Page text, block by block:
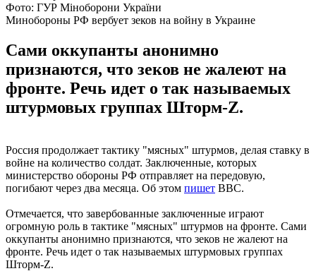
Фото: ГУР Міноборони України
Минобороны РФ вербует зеков на войну в Украине
Сами оккупанты анонимно
признаются, что зеков не жалеют на
фронте. Речь идет о так называемых
штурмовых группах Шторм-Z.
Россия продолжает тактику "мясных" штурмов, делая ставку в
войне на количество солдат. Заключенные, которых
министерство обороны РФ отправляет на передовую,
погибают через два месяца. Об этом пишет BBC.
Отмечается, что завербованные заключенные играют
огромную роль в тактике "мясных" штурмов на фронте. Сами
оккупанты анонимно признаются, что зеков не жалеют на
фронте. Речь идет о так называемых штурмовых группах
Шторм-Z.